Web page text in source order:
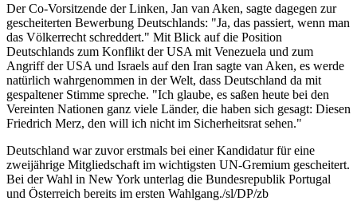
Der Co-Vorsitzende der Linken, Jan van Aken, sagte dagegen zur
gescheiterten Bewerbung Deutschlands: "Ja, das passiert, wenn man
das Völkerrecht schreddert." Mit Blick auf die Position
Deutschlands zum Konflikt der USA mit Venezuela und zum
Angriff der USA und Israels auf den Iran sagte van Aken, es werde
natürlich wahrgenommen in der Welt, dass Deutschland da mit
gespaltener Stimme spreche. "Ich glaube, es saßen heute bei den
Vereinten Nationen ganz viele Länder, die haben sich gesagt: Diesen
Friedrich Merz, den will ich nicht im Sicherheitsrat sehen."
Deutschland war zuvor erstmals bei einer Kandidatur für eine
zweijährige Mitgliedschaft im wichtigsten UN-Gremium gescheitert.
Bei der Wahl in New York unterlag die Bundesrepublik Portugal
und Österreich bereits im ersten Wahlgang./sl/DP/zb